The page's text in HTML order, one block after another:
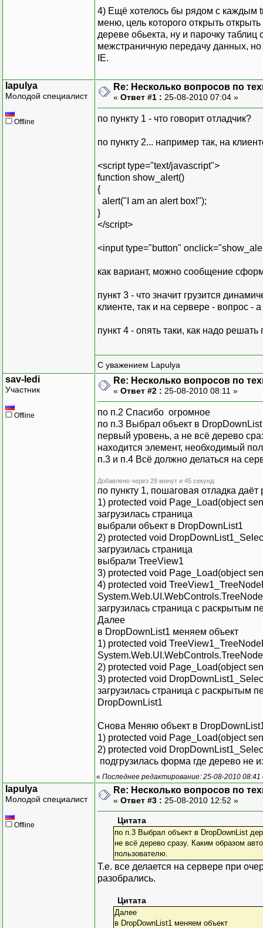
switch
{
case 0:
case 2:
case 3:
case 4:
case 5:
case 6:
}
}
}
private DataSet
string
SqlConnection
SqlDataAdapter
sqlQuery.Connection
DataSet
try
{
}
catch
{
lableStatus.Text =
}
return
}
void
{
string parentID3 =
SqlCommand sqlQuery
DataSet ResultSet =
foreach (DataRow
{
}
}
void
{
string parentID2 =
SqlCommand sqlQuery
DataSet ResultSet =
4) Ещё хотелось бы рядом с каждым
меню, цель которого открыть
дереве обьекта, ну и парочку
межстраничную передачу данных,
IE.
lapulya
Молодой специалист
Offline
Re: Несколько вопросов по
« Ответ #1 : 25-08-2010 07:04 »
по пункту 1 - что говорит отладчик?
по пункту 2... например так, на
<script type="text/javascript">
function show_alert()
{
alert("I am an alert box!");
}
</script>
<input type="button"
как вариант, можно сообщение
пункт 3 - что значит грузится
клиенте, так и на сервере - вопрос -
пункт 4 - опять таки, как надо
С уважением Lapulya
sav-ledi
Участник
Offline
Re: Несколько вопросов по
« Ответ #2 : 25-08-2010 08:11 »
по п.2 Спасибо огромное
по п.3 Выбрал объект в
первый уровень, а не всё дерево
находится элемент, необходимый
п.3 и п.4 Всё должно делаться на
Добавлено через 29 минут и 45 секунд:
по пункту 1, пошаговая отладка даёт
1) protected void Page_Load(object
загрузилась страница
выбрали объект в DropDownList1
2) protected void
загрузилась страница
выбрали TreeView1
3) protected void Page_Load(object
4) protected void
загрузилась страница с раскрытым
Далее
в DropDownList1 меняем объект
1) protected void
2) protected void Page_Load(object
3) protected void
загрузилась страница с раскрытым
DropDownList1
Снова Меняю объект в
1) protected void Page_Load(object
2) protected void
подгрузилась форма где дерево не
« Последнее редактирование: 25-08-2010
lapulya
Молодой специалист
Offline
Re: Несколько вопросов по
« Ответ #3 : 25-08-2010 12:52 »
Цитата
по п.3 Выбрал объект в DropDownList
не всё дерево сразу. Каким образом
пользователю.
Т.е. все делается на сервере при
разобрались.
Цитата
Далее
в DropDownList1 меняем объект